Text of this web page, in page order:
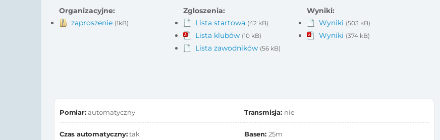
Organizacyjne:
zaproszenie (1kB)
Zgloszenia:
Lista startowa (42 kB)
Lista klubów (10 kB)
Lista zawodników (56 kB)
Wyniki:
Wyniki (503 kB)
Wyniki (374 kB)
Pomiar:automatyczny Transmisja: nie
Czas automatyczny:tak Basen: 25m